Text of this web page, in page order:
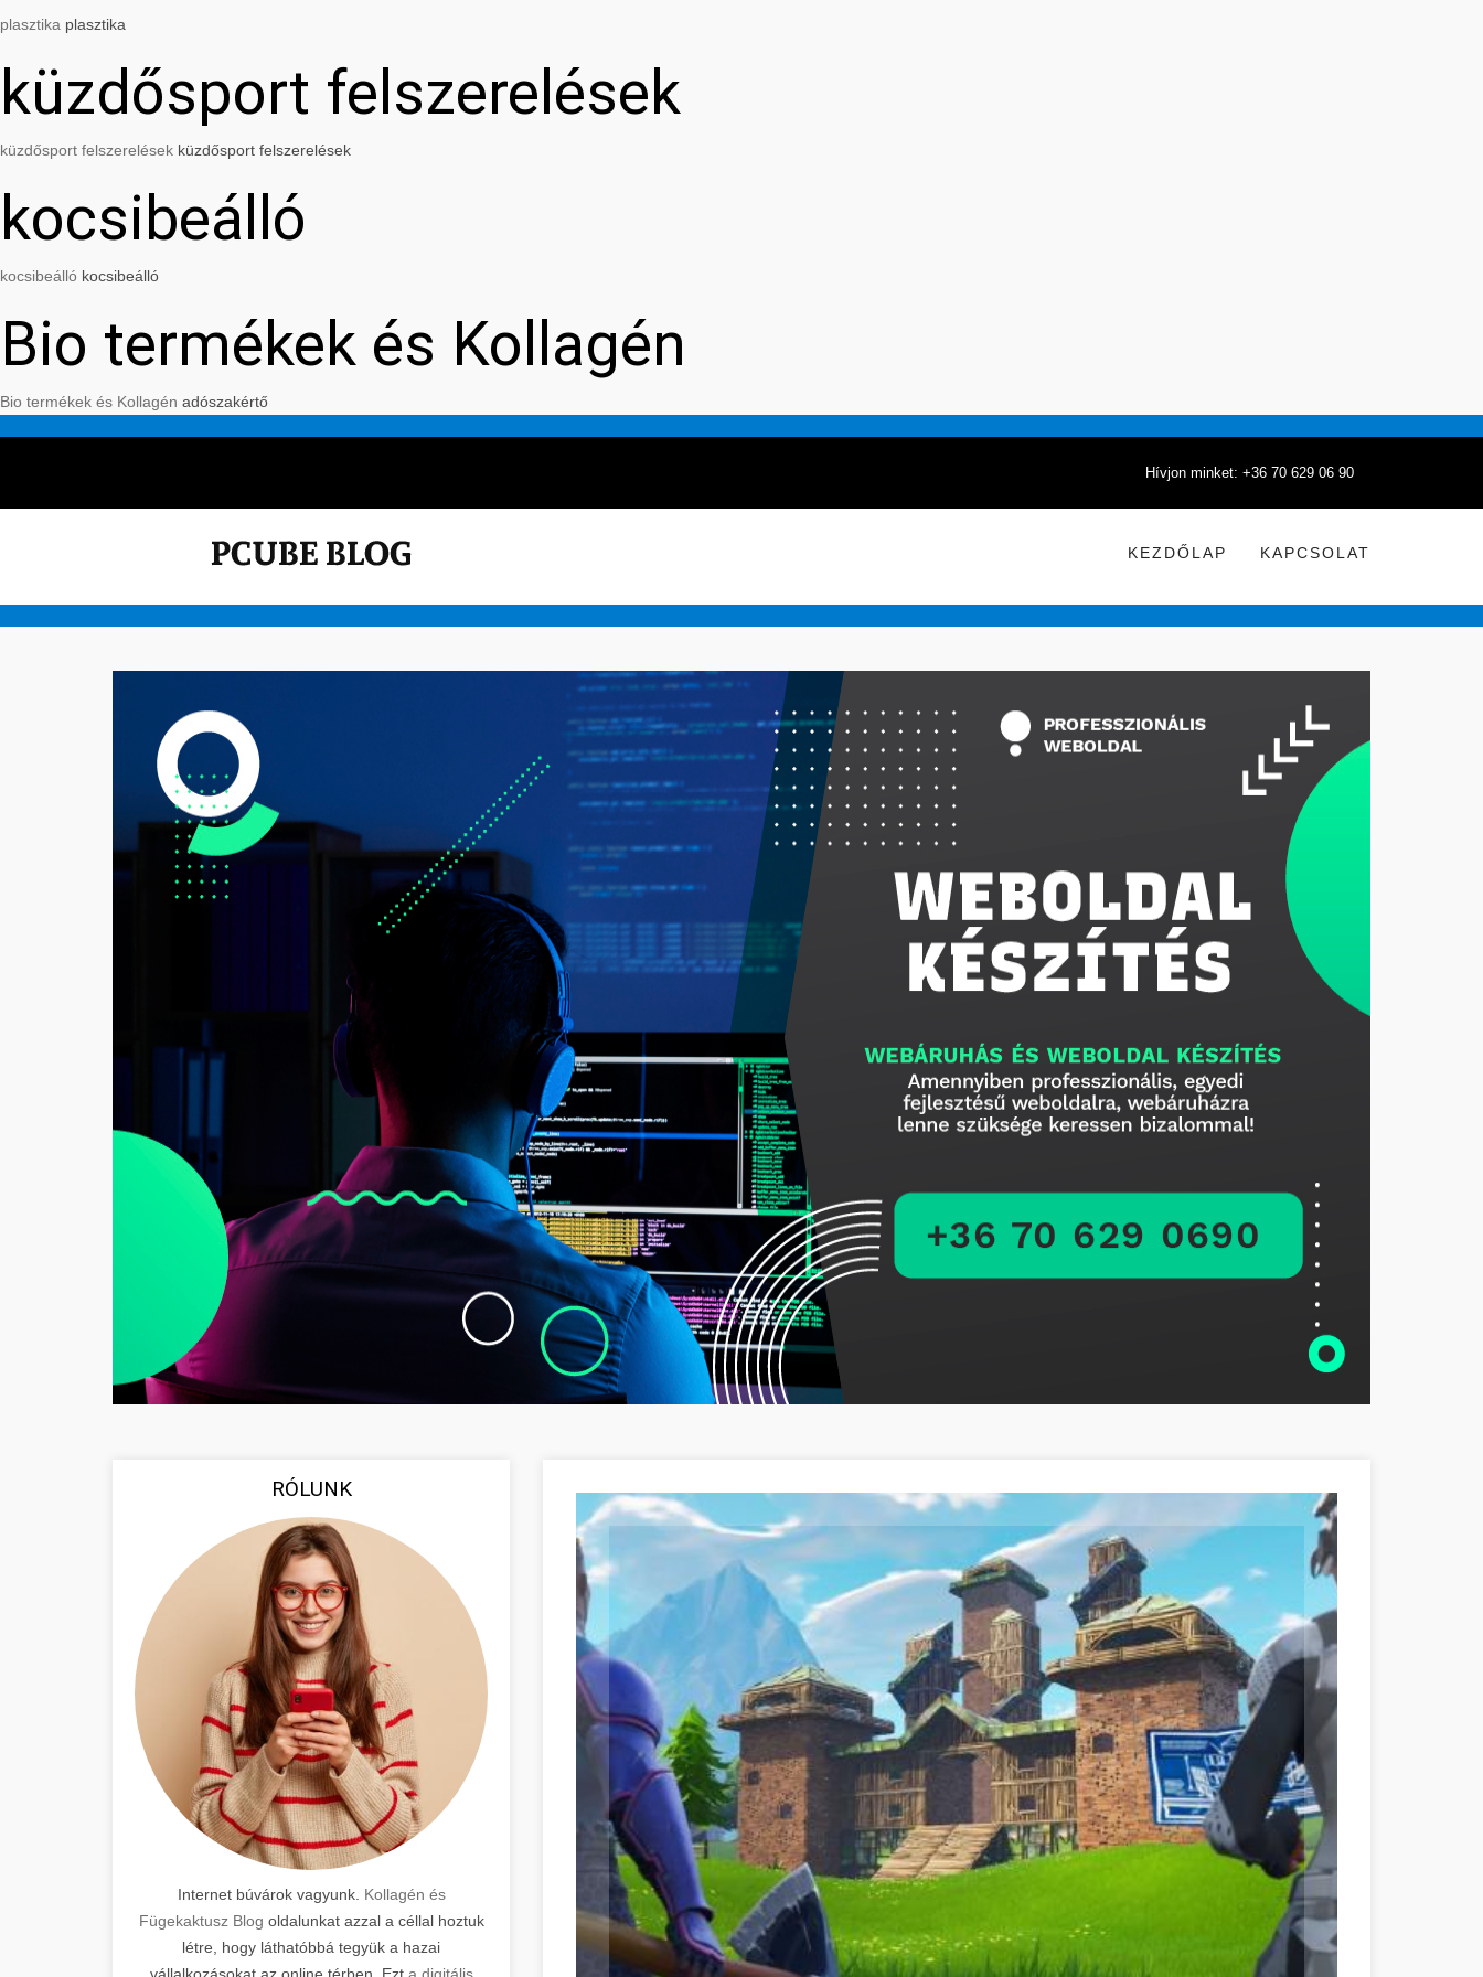
plasztika plasztika
küzdősport felszerelések
küzdősport felszerelések küzdősport felszerelések
kocsibeálló
kocsibeálló kocsibeálló
Bio termékek és Kollagén
Bio termékek és Kollagén adószakértő
Hívjon minket: +36 70 629 06 90
KEZDŐLAP KAPCSOLAT
RÓLUNK
Internet búvárok vagyunk. Kollagén és
Fügekaktusz Blog oldalunkat azzal a céllal hoztuk
létre, hogy láthatóbbá tegyük a hazai